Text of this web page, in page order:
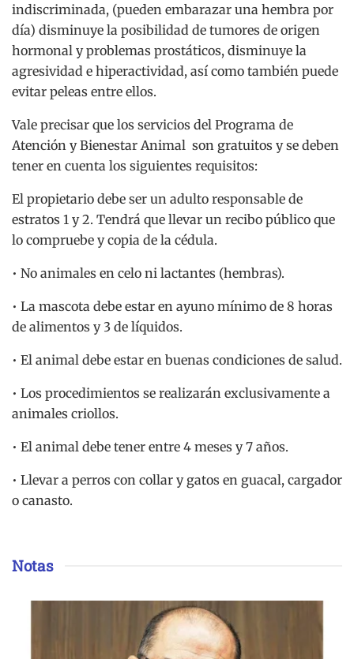
indiscriminada, (pueden embarazar una hembra por
día) disminuye la posibilidad de tumores de origen
hormonal y problemas prostáticos, disminuye la
agresividad e hiperactividad, así como también puede
evitar peleas entre ellos.
Vale precisar que los servicios del Programa de
Atención y Bienestar Animal son gratuitos y se deben
tener en cuenta los siguientes requisitos:
El propietario debe ser un adulto responsable de
estratos 1 y 2. Tendrá que llevar un recibo público que
lo compruebe y copia de la cédula.
• No animales en celo ni lactantes (hembras).
• La mascota debe estar en ayuno mínimo de 8 horas
de alimentos y 3 de líquidos.
• El animal debe estar en buenas condiciones de salud.
• Los procedimientos se realizarán exclusivamente a
animales criollos.
• El animal debe tener entre 4 meses y 7 años.
• Llevar a perros con collar y gatos en guacal, cargador
o canasto.
Notas